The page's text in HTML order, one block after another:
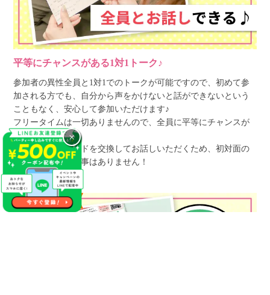
平等にチャンスがある1対1トーク♪
参加者の異性全員と1対1でのトークが可能ですので、初めて参
加される方でも、自分から声をかけないと話ができないという
こともなく、安心して参加いただけます♪
フリータイムは一切ありませんので、全員に平等にチャンスが
あります！
プロフィールカードを交換してお話しいただくため、初対面の
方でも会話が困る事はありません！
×